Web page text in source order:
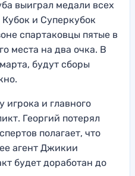
выиграл медали всех
и Суперкубок
спартаковцы пятые в
места на два очка. В
будут сборы
игрока и главного
Георгий потерял
полагает, что
агент Джикии
будет доработан до